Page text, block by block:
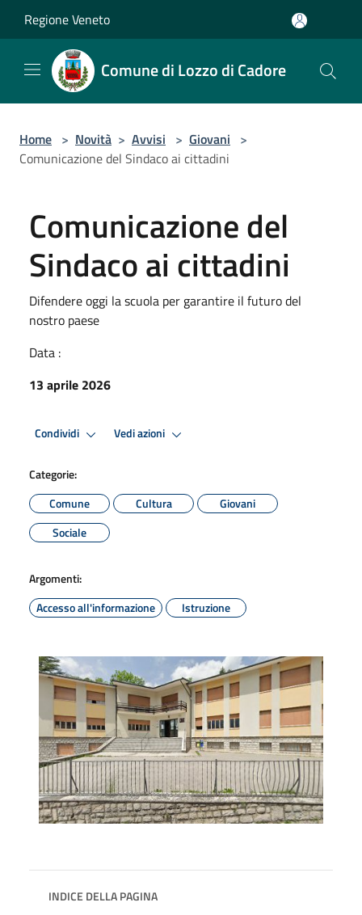
Regione Veneto
Comune di Lozzo di Cadore
Home > Novità > Avvisi > Giovani >
Comunicazione del Sindaco ai cittadini
Comunicazione del
Sindaco ai cittadini
Difendere oggi la scuola per garantire il futuro del
nostro paese
Data :
13 aprile 2026
Condividi Vedi azioni
Categorie:
Comune
Cultura
Giovani
Sociale
Argomenti:
Accesso all'informazione
Istruzione
INDICE DELLA PAGINA